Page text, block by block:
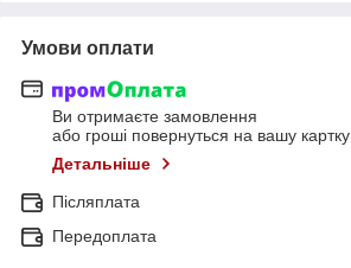
Умови оплати
Ви отримаєте замовлення
або гроші повернуться на вашу картку
Детальніше
Післяплата
Передоплата